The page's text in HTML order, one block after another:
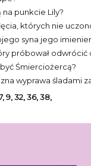
na punkcie Lily?
których nie
syna jego
próbował
Śmierciożercą?
wyprawa śladami
9, 32, 36, 38,